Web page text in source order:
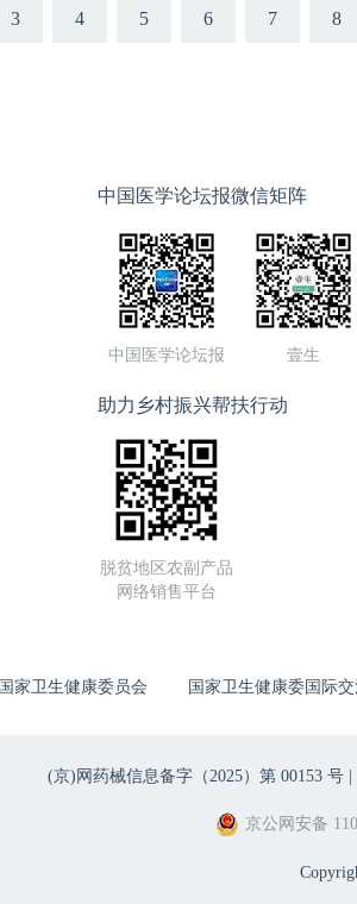
3 4 5 6 7 8
中国医学论坛报微信矩阵
中国医学论坛报 壹生
助力乡村振兴帮扶行动
脱贫地区农副产品
网络销售平台
国家卫生健康委员会 国家卫生健康委国际
(京)网药械信息备字（2025）第 00153 号 |
京公网安备